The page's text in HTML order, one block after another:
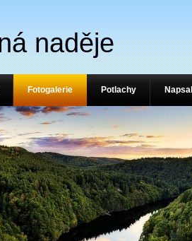
naděje
Fotogalerie Potlachy